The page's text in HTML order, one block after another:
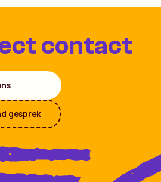
contact
gesprek